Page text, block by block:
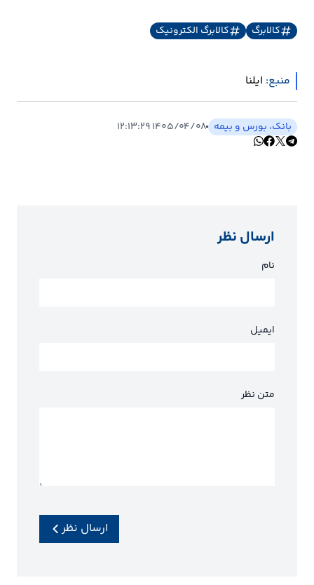
کالابرگ کالابرگ الکترونیک
منبع: ایلنا
بانک، بورس و بیمه ۱۴۰۵/۰۴/۰۸ ۱۲:۱۳:۲۹
ارسال نظر
نام
ایمیل
متن نظر
ارسال نظر